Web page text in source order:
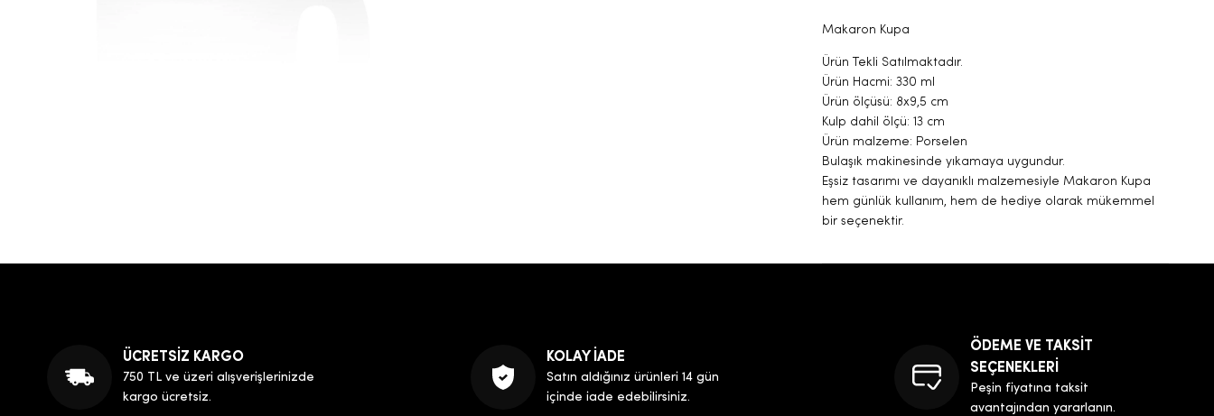
Makaron Kupa
Ürün Tekli Satılmaktadır.
Ürün Hacmi: 330 ml
Ürün ölçüsü: 8x9,5 cm
Kulp dahil ölçü: 13 cm
Ürün malzeme: Porselen
Bulaşık makinesinde yıkamaya uygundur.
Eşsiz tasarımı ve dayanıklı malzemesiyle Makaron Kupa
hem günlük kullanım, hem de hediye olarak mükemmel
bir seçenektir.
ÜCRETSİZ KARGO
750 TL ve üzeri alışverişlerinizde
kargo ücretsiz.
KOLAY İADE
Satın aldığınız ürünleri 14 gün
içinde iade edebilirsiniz.
ÖDEME VE TAKSİT
SEÇENEKLERİ
Peşin fiyatına taksit
avantajından yararlanın.